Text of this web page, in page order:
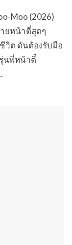
Moo (2026)
ยหน้าตี๋สุดๆ
วิต ดันต้องรับมือ
นพี่หน้าตี๋